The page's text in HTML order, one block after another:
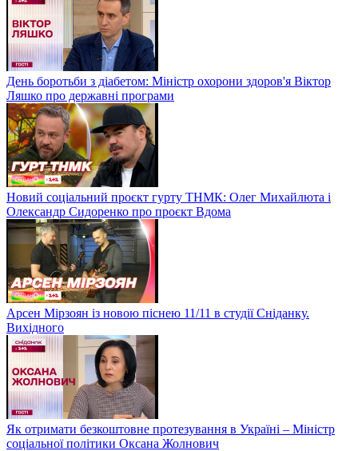
День боротьби з діабетом: Міністр охорони здоров'я Віктор
Ляшко про державні програми
Новий соціальний проєкт гурту ТНМК: Олег Михайлюта і
Олександр Сидоренко про проєкт Вдома
Арсен Мірзоян із новою піснею 11/11 в студії Сніданку.
Вихідного
Як отримати безкоштовне протезування в Україні – Міністр
соціальної політики Оксана Жолнович